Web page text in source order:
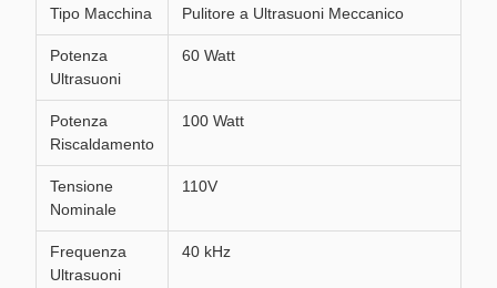
Tipo Macchina Pulitore a Ultrasuoni Meccanico
Potenza
Ultrasuoni
60 Watt
Potenza
Riscaldamento
100 Watt
Tensione
Nominale
110V
Frequenza
Ultrasuoni
40 kHz